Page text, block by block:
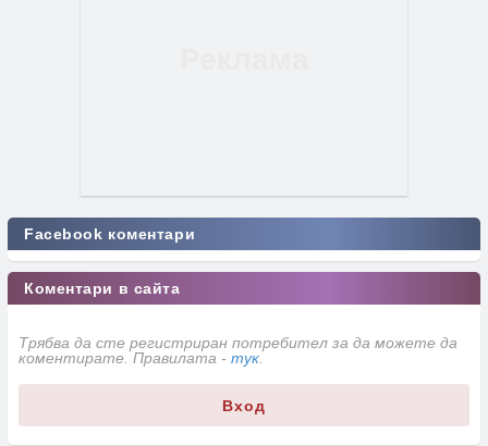
Facebook коментари
Коментари в сайта
Трябва да сте регистриран потребител за да можете да
коментирате. Правилата - тук
Вход